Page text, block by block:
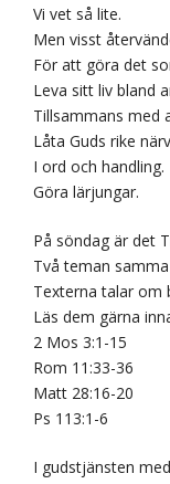
Vi vet så lite.
Men visst
För att göra det
Leva sitt liv bland
Tillsammans med
Låta Guds rike
I ord och handling.
Göra lärjungar.
På söndag är det
Två teman
Texterna talar om
Läs dem gärna
2 Mos 3:1-15
Rom 11:33-36
Matt 28:16-20
Ps 113:1-6
I gudstjänsten